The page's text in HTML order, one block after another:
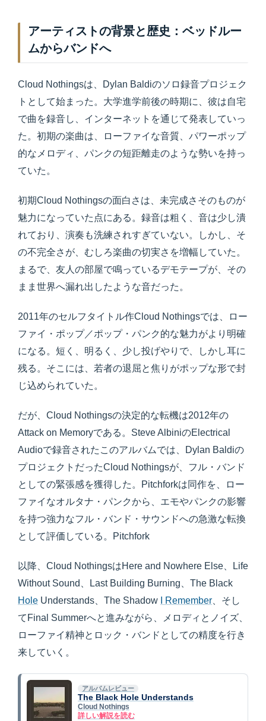
アーティストの背景と歴史：ベッドルー
ムからバンドへ
Cloud Nothingsは、Dylan Baldiのソロ録音プロジェク
トとして始まった。大学進学前後の時期に、彼は自宅
で曲を録音し、インターネットを通じて発表していっ
た。初期の楽曲は、ローファイな音質、パワーポップ
的なメロディ、パンクの短距離走のような勢いを持っ
ていた。
初期Cloud Nothingsの面白さは、未完成さそのものが
魅力になっていた点にある。録音は粗く、音は少し潰
れており、演奏も洗練されすぎていない。しかし、そ
の不完全さが、むしろ楽曲の切実さを増幅していた。
まるで、友人の部屋で鳴っているデモテープが、その
まま世界へ漏れ出したような音だった。
2011年のセルフタイトル作Cloud Nothingsでは、ロー
ファイ・ポップ／ポップ・パンク的な魅力がより明確
になる。短く、明るく、少し投げやりで、しかし耳に
残る。そこには、若者の退屈と焦りがポップな形で封
じ込められていた。
だが、Cloud Nothingsの決定的な転機は2012年の
Attack on Memoryである。Steve AlbiniのElectrical
Audioで録音されたこのアルバムでは、Dylan Baldiの
プロジェクトだったCloud Nothingsが、フル・バンド
としての緊張感を獲得した。Pitchforkは同作を、ロー
ファイなオルタナ・パンクから、エモやパンクの影響
を持つ強力なフル・バンド・サウンドへの急激な転換
として評価している。Pitchfork
以降、Cloud NothingsはHere and Nowhere Else、Life
Without Sound、Last Building Burning、The Black
Hole Understands、The Shadow I Remember 、そし
てFinal Summerへと進みながら、メロディとノイズ、
ローファイ精神とロック・バンドとしての精度を行き
来していく。
アルバムレビュー
The Black Hole Understands
Cloud Nothings
詳しい解説を読む